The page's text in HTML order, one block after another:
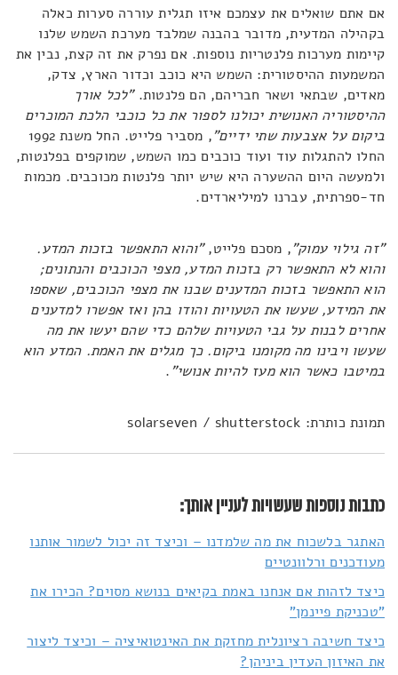
אם אתם שואלים את עצמכם איזו תגלית עוררה סערות כאלה
בקהילה המדעית, מדובר בהבנה שמלבד מערכת השמש שלנו
קיימות מערכות פלנטריות נוספות. אם נפרק את זה קצת, נבין את
המשמעות ההיסטורית: השמש היא כוכב וכדור הארץ, צדק,
מאדים, שבתאי ושאר חבריהם, הם פלנטות."לכל אורך
ההיסטוריה האנושית יכולנו לספור את כל כוכבי הלכת המוכרים
ביקום על אצבעות שתי ידיים"
, מסביר פלייט. החל משנת 1992
החלו להתגלות עוד ועוד כוכבים כמו השמש, שמוקפים בפלנטות,
ולמעשה היום ההשערה היא שיש יותר פלנטות מכוכבים. מכמות
חד-ספרתית, עברנו למיליארדים.
"זה גילוי עמוק", מסכם פלייט,"והוא התאפשר בזכות המדע.
והוא לא התאפשר רק בזכות המדע, מצפי הכוכבים והנתונים;
הוא התאפשר בזכות המדענים שבנו את מצפי הכוכבים, שאספו
את המידע, שעשו את הטעויות והודו בהן ואז אפשרו למדענים
אחרים לבנות על גבי הטעויות שלהם כדי שהם יעשו את מה
שעשו ויבינו מה מקומנו ביקום. כך מגלים את האמת. המדע הוא
במיטבו כאשר הוא מעז להיות אנושי".
תמונת כותרת: solarseven / shutterstock
כתבות נוספות שעשויות לעניין אותך:
האתגר בלשכוח את מה שלמדנו – וכיצד זה יכול לשמור אותנו
מעודכנים ורלוונטיים
כיצד לזהות אם אנחנו באמת בקיאים בנושא מסוים? הכירו את
"טכניקת פיינמן"
כיצד חשיבה רציונלית מחזקת את האינטואיציה – וכיצד ליצור
את האיזון העדין ביניהן?